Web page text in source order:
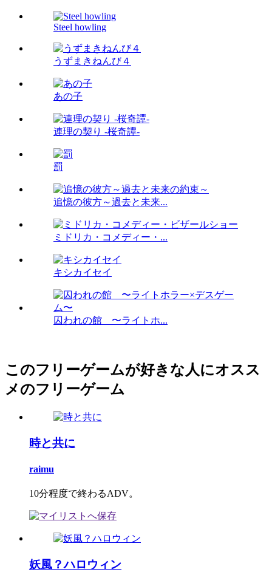
Steel howling
うずまきねんび４
あの子
連理の契り -桜奇譚-
罰
追憶の彼方～過去と未来...
ミドリカ・コメディー・...
キシカイセイ
囚われの館 〜ライトホ...
このフリーゲームが好きな人にオスス
メのフリーゲーム
時と共に
raimu
10分程度で終わるADV。
妖風？ハロウィン